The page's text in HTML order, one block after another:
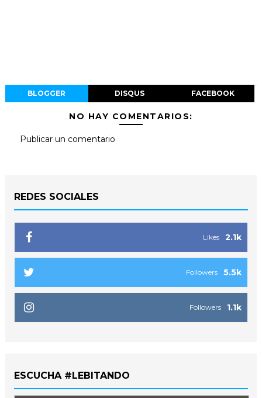
BLOGGER DISQUS FACEBOOK
NO HAY COMENTARIOS:
Publicar un comentario
REDES SOCIALES
2.1k
Likes
5.5k
Followers
1.1k
Followers
ESCUCHA #LEBITANDO